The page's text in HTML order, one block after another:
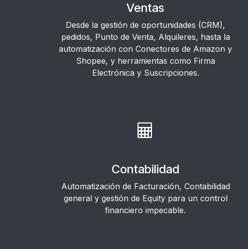
Ventas
Desde la gestión de oportunidades (CRM),
pedidos, Punto de Venta, Alquileres, hasta la
automatización con Conectores de Amazon y
Shopee, y herramientas como Firma
Electrónica y Suscripciones.
Contabilidad
Automatización de Facturación, Contabilidad
general y gestión de Equity para un control
financiero impecable.